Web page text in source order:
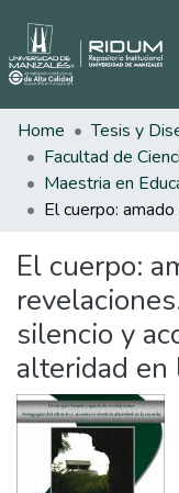
Home
Tesis y
El cuerpo:
silencio y
alteridad en